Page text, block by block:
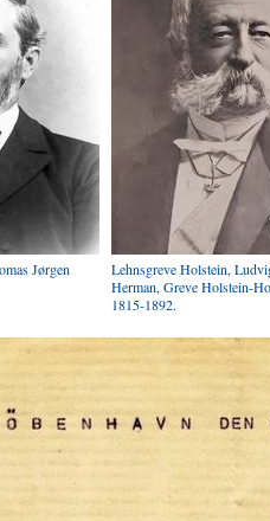
Jørgen
Lehnsgreve Holstein,
Herman, Greve Holstein-
1815-1892.